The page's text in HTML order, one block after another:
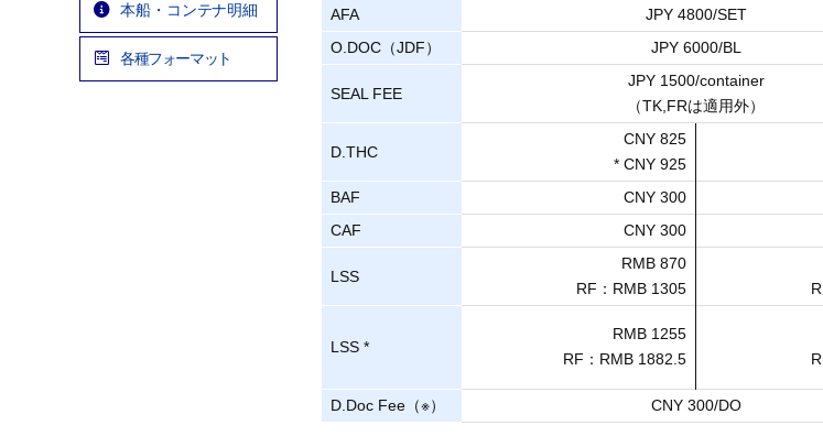
AFA
JPY 4800/SET
O.DOC（JDF）
JPY 6000/BL
SEAL FEE
JPY 1500/container
（TK,FRは適用外）
D.THC
CNY 825
* CNY 925
BAF
CNY 300
CAF
CNY 300
LSS
RMB 870
RF：RMB 1305
LSS *
RMB 1255
RF：RMB 1882.5
D.Doc Fee（※）
CNY 300/DO
本船・コンテナ明細
各種フォーマット